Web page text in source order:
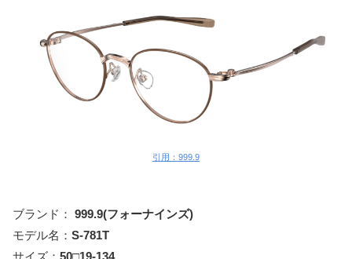
引用：999.9
ブランド： 999.9(フォーナインズ)
モデル名： S-781T
サイズ： 50□19-134